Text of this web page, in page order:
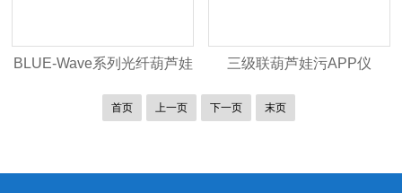
BLUE-Wave系列光纤葫芦娃
污APP仪
三级联葫芦娃污APP仪
首页 上一页 下一页 末页